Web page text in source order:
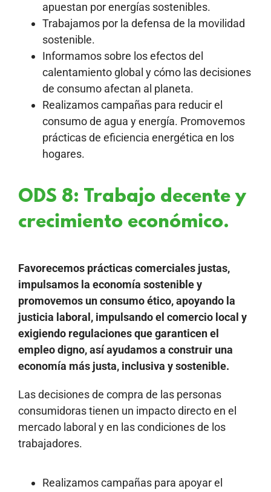
apuestan por energías sostenibles.
Trabajamos por la defensa de la movilidad
sostenible.
Informamos sobre los efectos del
calentamiento global y cómo las decisiones
de consumo afectan al planeta.
Realizamos campañas para reducir el
consumo de agua y energía. Promovemos
prácticas de eficiencia energética en los
hogares.
ODS 8: Trabajo decente y
crecimiento económico.
Favorecemos prácticas comerciales justas,
impulsamos la economía sostenible y
promovemos un consumo ético, apoyando la
justicia laboral, impulsando el comercio local y
exigiendo regulaciones que garanticen el
empleo digno, así ayudamos a construir una
economía más justa, inclusiva y sostenible.
Las decisiones de compra de las personas
consumidoras tienen un impacto directo en el
mercado laboral y en las condiciones de los
trabajadores.
Realizamos campañas para apoyar el